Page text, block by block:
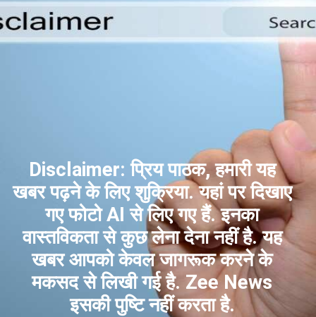
Disclaimer: प्रिय पाठक, हमारी यह
खबर पढ़ने के लिए शुक्रिया. यहां पर दिखाए
गए फोटो AI से लिए गए हैं. इनका
वास्तविकता से कुछ लेना देना नहीं है. यह
खबर आपको केवल जागरूक करने के
मकसद से लिखी गई है. Zee News
इसकी पुष्टि नहीं करता है.